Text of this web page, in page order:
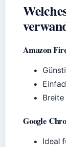
Amazon
Google
Ideal